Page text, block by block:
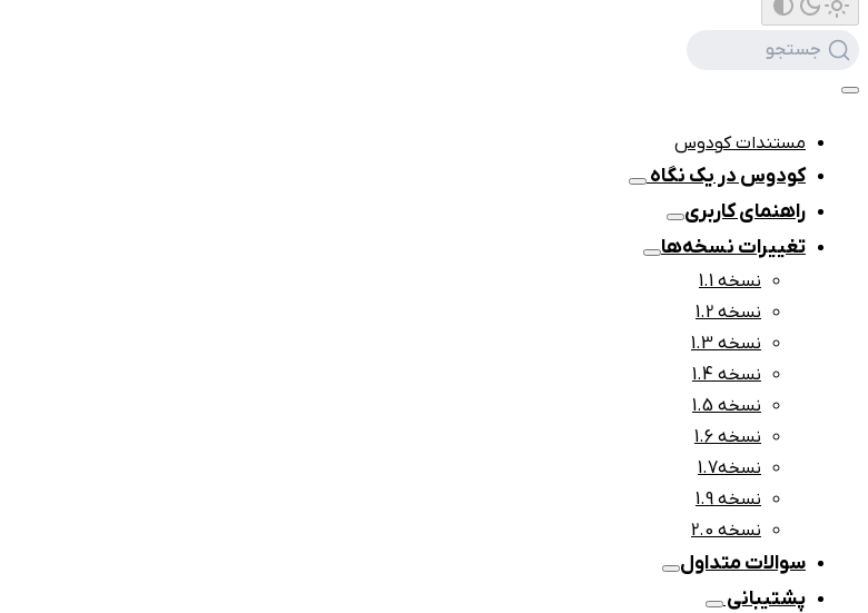
جستجو
مستندات کودوس
کودوس در یک نگاه
راهنمای کاربری
تغییرات نسخه‌ها
نسخه 1.1
نسخه 1.2
نسخه 1.3
نسخه 1.4
نسخه 1.5
نسخه 1.6
نسخه1.7
نسخه 1.9
نسخه 2.0
سوالات متداول
پشتیبانی